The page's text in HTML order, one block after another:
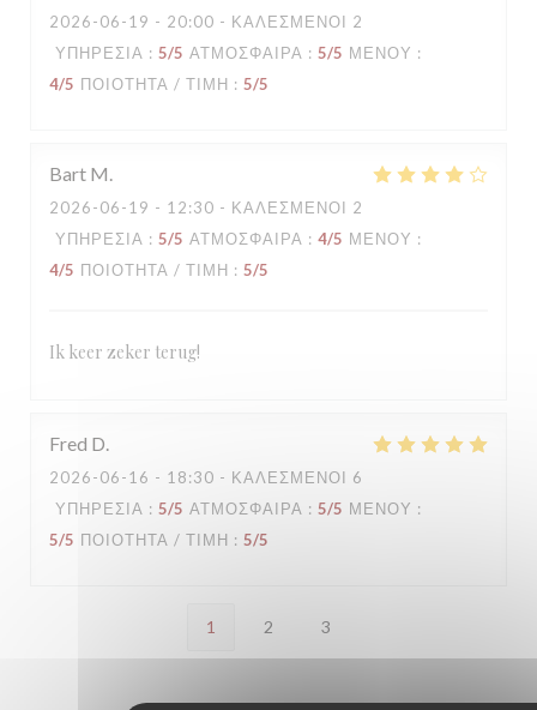
2026-06-19 - 20:00 - ΚΑΛΕΣΜΈΝΟΙ 2
ΥΠΗΡΕΣΊΑ : 5/5 ΑΤΜΌΣΦΑΙΡΑ : 5/5 ΜΕΝΟΎ :
4/5 ΠΟΙΌΤΗΤΑ / ΤΙΜΉ : 5/5
Bart M
2026-06-19 - 12:30 - ΚΑΛΕΣΜΈΝΟΙ 2
ΥΠΗΡΕΣΊΑ : 5/5 ΑΤΜΌΣΦΑΙΡΑ : 4/5 ΜΕΝΟΎ :
4/5 ΠΟΙΌΤΗΤΑ / ΤΙΜΉ : 5/5
Ik keer zeker terug!
Fred D
2026-06-16 - 18:30 - ΚΑΛΕΣΜΈΝΟΙ 6
ΥΠΗΡΕΣΊΑ : 5/5 ΑΤΜΌΣΦΑΙΡΑ : 5/5 ΜΕΝΟΎ :
5/5 ΠΟΙΌΤΗΤΑ / ΤΙΜΉ : 5/5
1 2 3